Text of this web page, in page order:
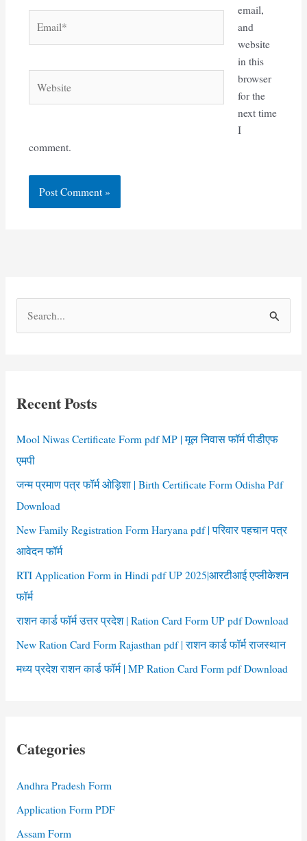
email,
and
website
in this
browser
for the
next time
I
comment.
e
f
o
r
:
Recent Posts
Mool Niwas Certificate Form pdf MP | मूल निवास फॉर्म पीडीएफ
एमपी
जन्म प्रमाण पत्र फॉर्म ओड़िशा | Birth Certificate Form Odisha Pdf
Download
New Family Registration Form Haryana pdf | परिवार पहचान पत्र
आवेदन फॉर्म
RTI Application Form in Hindi pdf UP 2025|आरटीआई एप्लीकेशन
फॉर्म
राशन कार्ड फॉर्म उत्तर प्रदेश | Ration Card Form UP pdf Download
New Ration Card Form Rajasthan pdf | राशन कार्ड फॉर्म राजस्थान
मध्य प्रदेश राशन कार्ड फॉर्म | MP Ration Card Form pdf Download
Categories
Andhra Pradesh Form
Application Form PDF
Assam Form